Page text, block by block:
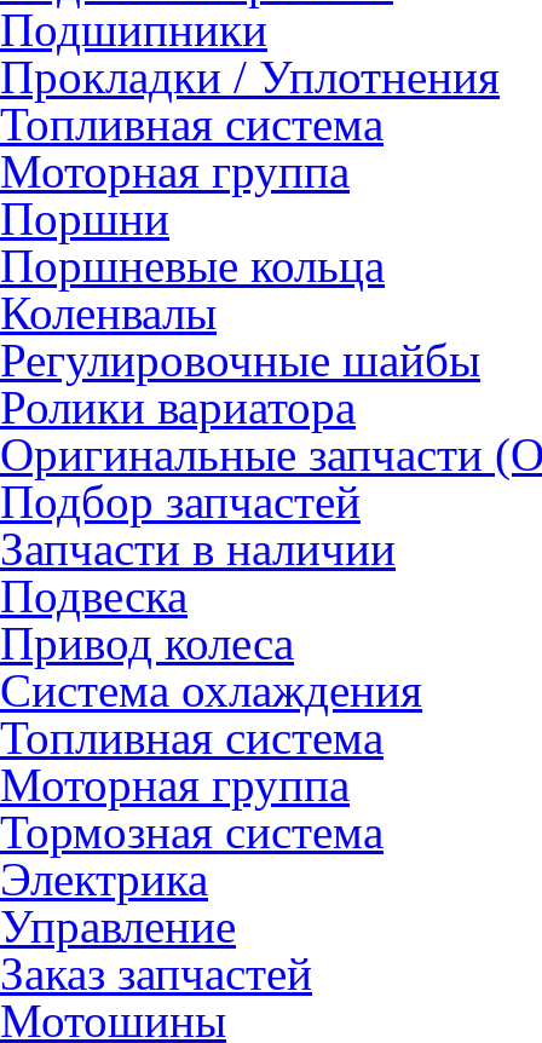
Подшипники
Прокладки / Уплотнения
Топливная система
Моторная группа
Поршни
Поршневые кольца
Коленвалы
Регулировочные шайбы
Ролики вариатора
Оригинальные запчасти
Подбор запчастей
Запчасти в наличии
Подвеска
Привод колеса
Система охлаждения
Топливная система
Моторная группа
Тормозная система
Электрика
Управление
Заказ запчастей
Мотошины